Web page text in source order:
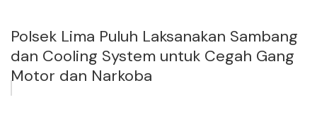
Polsek Lima Puluh Laksanakan Sambang
dan Cooling System untuk Cegah Gang
Motor dan Narkoba